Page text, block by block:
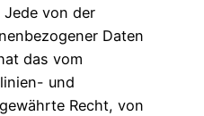
Jede von der
Daten
das vom
und
Recht, von